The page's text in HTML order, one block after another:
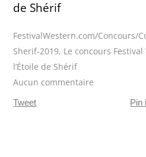
de Shérif
FestivalWestern.com/Concours/
Sherif-2019, Le concours
l’Étoile de Shérif
Aucun commentaire
Tweet Pin